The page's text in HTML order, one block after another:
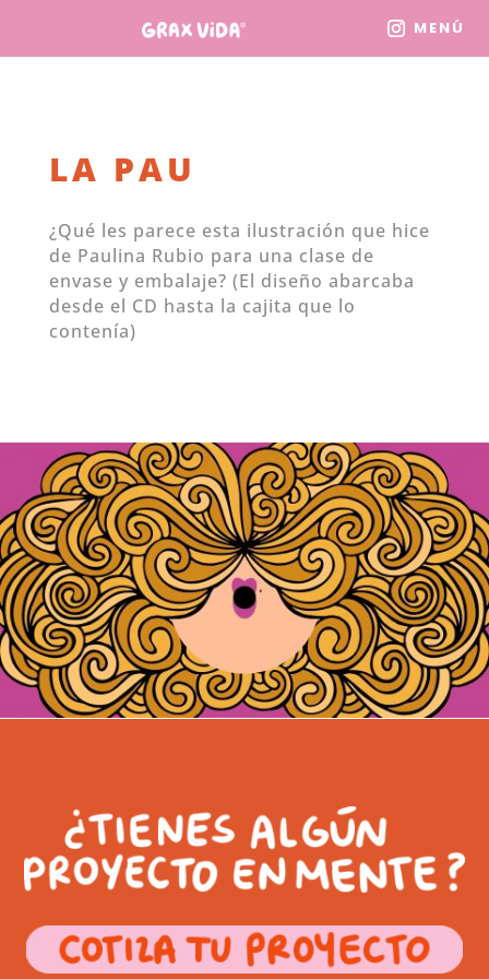
MENÚ
LA PAU
¿Qué les parece esta ilustración que hice
de Paulina Rubio para una clase de
envase y embalaje? (El diseño abarcaba
desde el CD hasta la cajita que lo
contenía)